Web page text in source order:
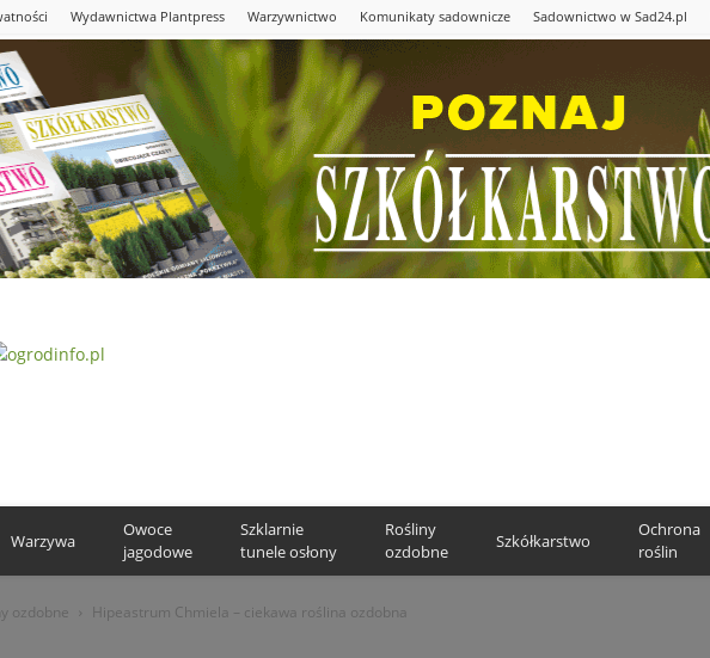
Wydawnictwa Plantpress Warzywnictwo Komunikaty sadownicze Sadownictwo w Sad24.pl
Warzywa
Owoce
jagodowe
Szklarnie
tunele osłony
Rośliny
ozdobne
Szkółkarstwo
Ochrona
roślin
ozdobne Hipeastrum Chmiela – ciekawa roślina ozdobna